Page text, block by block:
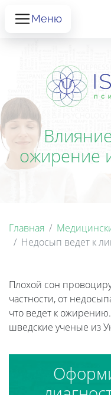
Меню
ожирение
Главная
Недосып ведет к
Плохой сон
частности, от
что ведет к
шведские ученые из